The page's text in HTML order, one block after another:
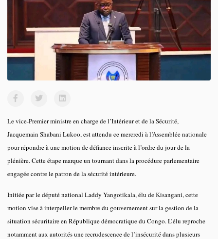
Le vice-Premier ministre en charge de l’Intérieur et de la Sécurité,
Jacquemain Shabani Lukoo, est attendu ce mercredi à l’Assemblée nationale
pour répondre à une motion de défiance inscrite à l’ordre du jour de la
plénière. Cette étape marque un tournant dans la procédure parlementaire
engagée contre le patron de la sécurité intérieure.
Initiée par le député national Laddy Yangotikala, élu de Kisangani, cette
motion vise à interpeller le membre du gouvernement sur la gestion de la
situation sécuritaire en République démocratique du Congo. L’élu reproche
notamment aux autorités une recrudescence de l’insécurité dans plusieurs